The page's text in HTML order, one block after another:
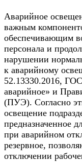
Аварийное
важным
обеспечивающим
персонала и
нарушении
к аварийному
52.13330.2016,
аварийное» и
(ПУЭ). Согласно
освещение
предназначенное
при аварийном
резервное,
отключении